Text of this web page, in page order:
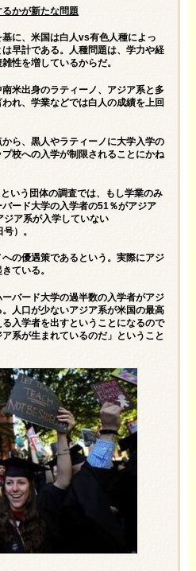
かが新たな問題
に、米国は白人vs有色人種によっ
早計である。人種問題は、学力や経
性を増しているからだ。
米出身のラティーノ、アジア系と多
れ、学業などでは白人の成績を上回
ら、黒人やラティーノに大学入学の
校への入学が制限されることにかね
う団体の調査では、もし学業のみ
ード大学の入学者の51％がアジア
ジア系が入学していない
）。
の優遇策であるという。実際にアジ
ている。
バード大学の過半数の入学者がアジ
人口が少ないアジア系が米国の最高
入学者を出すということになるので
系が生まれているのだ」ということ